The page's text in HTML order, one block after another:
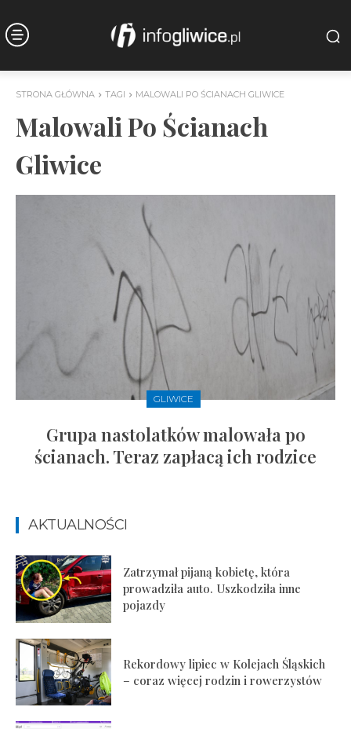
STRONA GŁÓWNA TAGI MALOWALI PO ŚCIANACH GLIWICE
Malowali Po Ścianach
Gliwice
GLIWICE
Grupa nastolatków malowała po
ścianach. Teraz zapłacą ich rodzice
AKTUALNOŚCI
Zatrzymał pijaną kobietę, która
prowadziła auto. Uszkodziła inne
pojazdy
Rekordowy lipiec w Kolejach Śląskich
– coraz więcej rodzin i rowerzystów